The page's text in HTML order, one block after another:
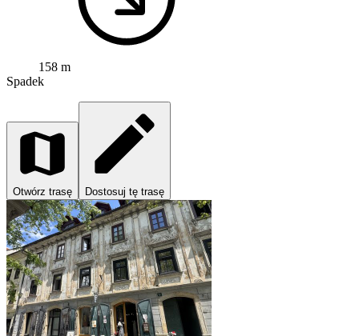
158 m
Spadek
Otwórz trasę Dostosuj tę trasę